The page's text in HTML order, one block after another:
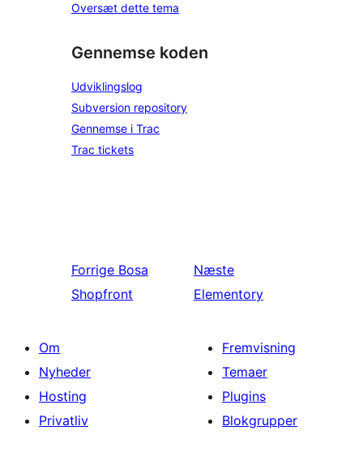
Oversæt dette tema
Gennemse koden
Udviklingslog
Subversion repository
Gennemse i Trac
Trac tickets
Forrige Bosa
Shopfront
Næste
Elementory
Om
Nyheder
Hosting
Privatliv
Fremvisning
Temaer
Plugins
Blokgrupper